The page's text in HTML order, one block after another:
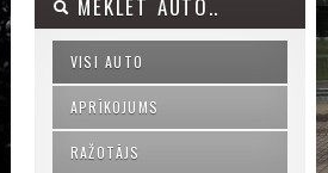
MEKLĒT AUTO..
VISI AUTO
APRĪKOJUMS
RAŽOTĀJS